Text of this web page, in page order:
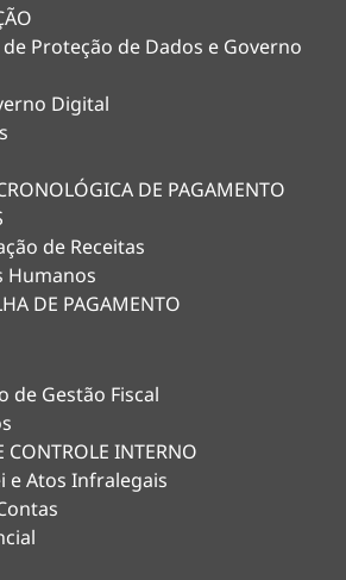
de Proteção de Dados e Governo
Digital
DE PAGAMENTO
de Receitas
Humanos
DE PAGAMENTO
de Gestão Fiscal
CONTROLE INTERNO
e Atos Infralegais